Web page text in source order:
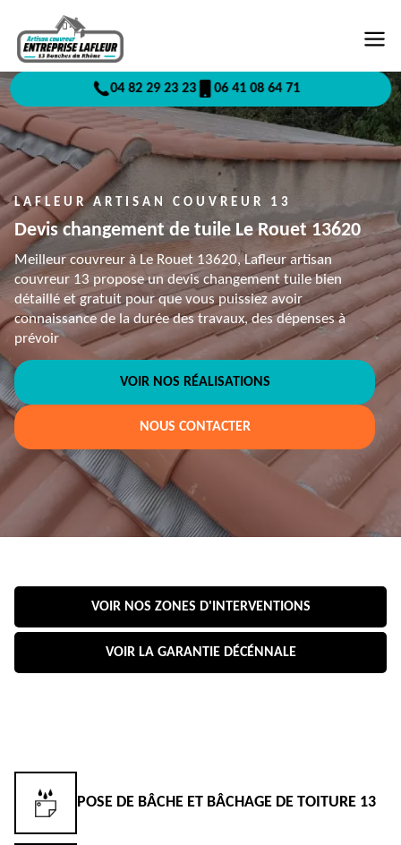
04 82 29 23 23 06 41 08 64 71
LAFLEUR ARTISAN COUVREUR 13
Devis changement de tuile Le Rouet 13620
Meilleur couvreur à Le Rouet 13620, Lafleur artisan
couvreur 13 propose un devis changement tuile bien
détaillé et gratuit pour que vous puissiez avoir
connaissance de la durée des travaux, des dépenses à
prévoir
VOIR NOS RÉALISATIONS
NOUS CONTACTER
VOIR NOS ZONES D'INTERVENTIONS
VOIR LA GARANTIE DÉCÉNNALE
POSE DE BÂCHE ET BÂCHAGE DE TOITURE 13